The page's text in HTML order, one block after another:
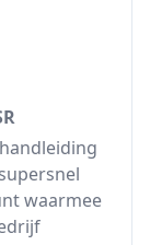
waarmee